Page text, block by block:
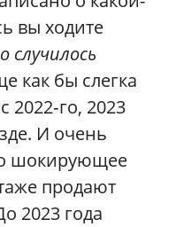
вы ходите
случилось
как бы слегка
2022‑го, 2023
И очень
шокирующее
продают
2023 года